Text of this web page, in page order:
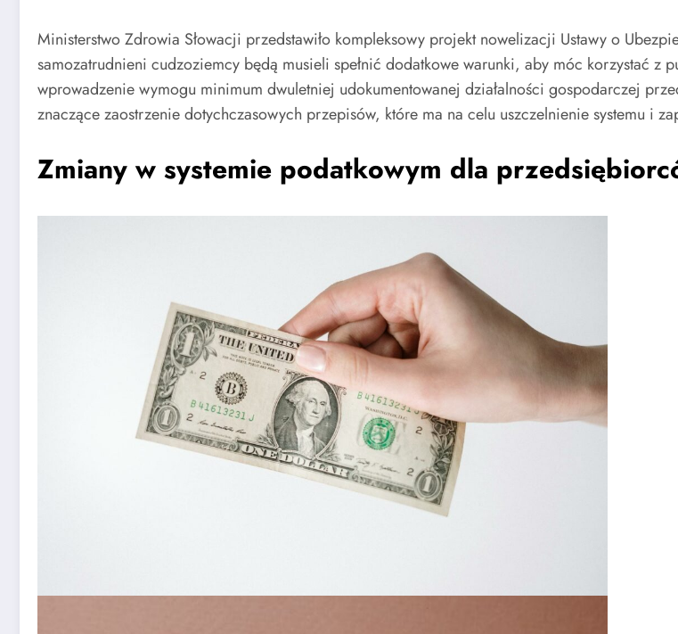
Ministerstwo Zdrowia Słowacji przedstawiło kompleksowy projekt nowelizacji Ustawy o
samozatrudnieni cudzoziemcy będą musieli spełnić dodatkowe warunki, aby móc korzystać z
wprowadzenie wymogu minimum dwuletniej udokumentowanej działalności gospodarczej
znaczące zaostrzenie dotychczasowych przepisów, które ma na celu uszczelnienie systemu i
Zmiany w systemie podatkowym dla